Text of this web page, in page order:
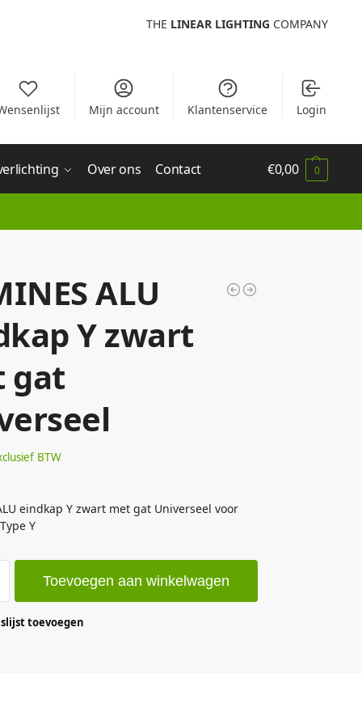
THE LINEAR LIGHTING COMPANY
Mijn account Klantenservice Login
Over ons Contact €0,00 0
ALU
Y zwart
gat
BTW
eindkap Y zwart met gat Universeel voor
Y
Toevoegen aan winkelwagen
toevoegen